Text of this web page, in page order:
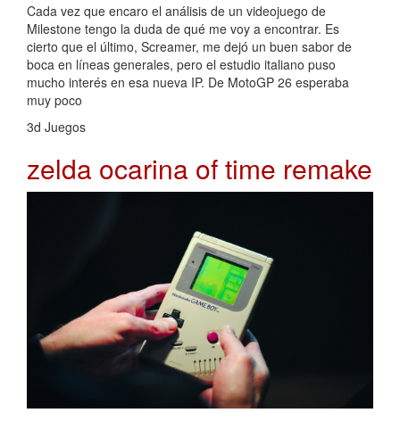
Cada vez que encaro el análisis de un videojuego de
Milestone tengo la duda de qué me voy a encontrar. Es
cierto que el último, Screamer, me dejó un buen sabor de
boca en líneas generales, pero el estudio italiano puso
mucho interés en esa nueva IP. De MotoGP 26 esperaba
muy poco
3d Juegos
zelda ocarina of time remake